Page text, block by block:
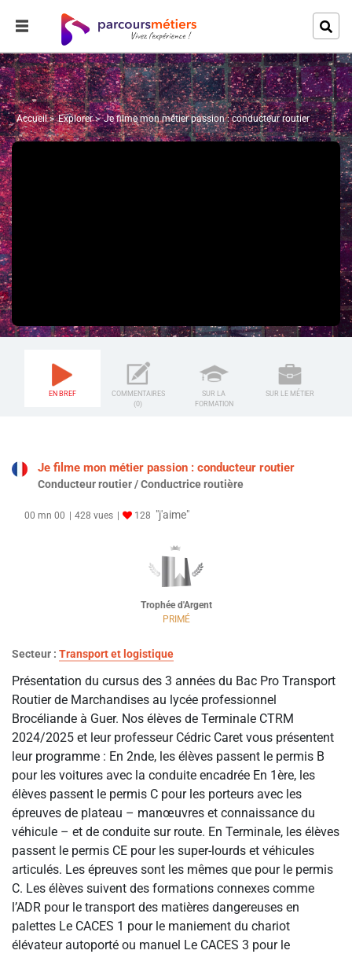
Accueil Explorer Je filme mon métier passion : conducteur routier
EN BREF
COMMENTAIRES
(0)
SUR LA
FORMATION
SUR LE MÉTIER
Je filme mon métier passion : conducteur routier
Conducteur routier / Conductrice routière
00 mn 00 428 vues 128 "j'aime"
Trophée d'Argent
PRIMÉ
Secteur : Transport et logistique
Présentation du cursus des 3 années du Bac Pro Transport
Routier de Marchandises au lycée professionnel
Brocéliande à Guer. Nos élèves de Terminale CTRM
2024/2025 et leur professeur Cédric Caret vous présentent
leur programme : En 2nde, les élèves passent le permis B
pour les voitures avec la conduite encadrée En 1ère, les
élèves passent le permis C pour les porteurs avec les
épreuves de plateau – manœuvres et connaissance du
véhicule – et de conduite sur route. En Terminale, les élèves
passent le permis CE pour les super-lourds et véhicules
articulés. Les épreuves sont les mêmes que pour le permis
C. Les élèves suivent des formations connexes comme
l’ADR pour le transport des matières dangereuses en
palettes Le CACES 1 pour le maniement du chariot
élévateur autoporté ou manuel Le CACES 3 pour le